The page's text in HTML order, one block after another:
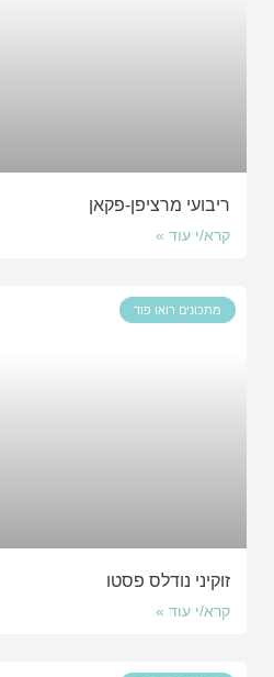
ריבועי מרציפן-פקאן
קרא/י עוד »
מתכונים רואו פוד
זוקיני נודלס פסטו
קרא/י עוד »